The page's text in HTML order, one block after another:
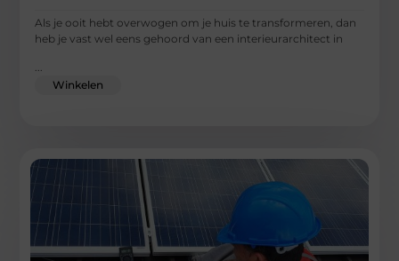
Als je ooit hebt overwogen om je huis te transformeren, dan
heb je vast wel eens gehoord van een interieurarchitect in
...
Winkelen